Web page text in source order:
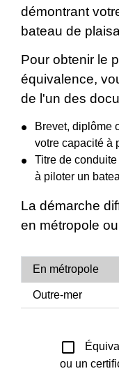
démontrant
bateau de
Pour obtenir le
équivalence,
de l'un des
Brevet, diplôme
votre capacité à
Titre de
à piloter un
La démarche
en métropole
En métropole
Outre-mer
check_box_outline_blank
ou un